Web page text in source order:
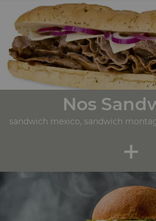
Nos
sandwich mexico, sandwich
+